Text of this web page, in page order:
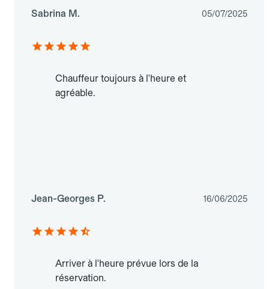
Sabrina M. 05/07/2025
Chauffeur toujours à l'heure et
agréable.
Jean-Georges P. 16/06/2025
Arriver à l'heure prévue lors de la
réservation.